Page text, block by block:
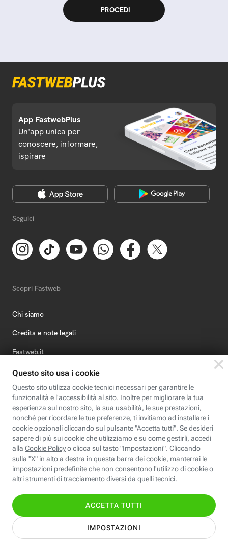
App FastwebPlus
Un'app unica per
conoscere, informare,
ispirare
Seguici
Scopri Fastweb
Chi siamo
Credits e note legali
Fastweb.it
Formazione
Fastweb Digital Academy
STEP FuturAbility District
Insieme, siamo futuro
© Fastweb SpA 2026 - P.IVA 12878470157
Informativa
Modifica